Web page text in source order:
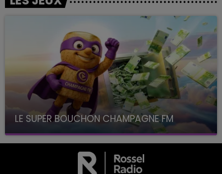
LE SUPER BOUCHON CHAMPAGNE FM
avec La Famille Champagne FM, à 8H10